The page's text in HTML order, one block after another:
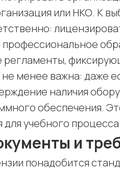
или НКО. К
регламенты,
менее важна: даже
наличия
обеспечения.
для учебного
и
понадобится